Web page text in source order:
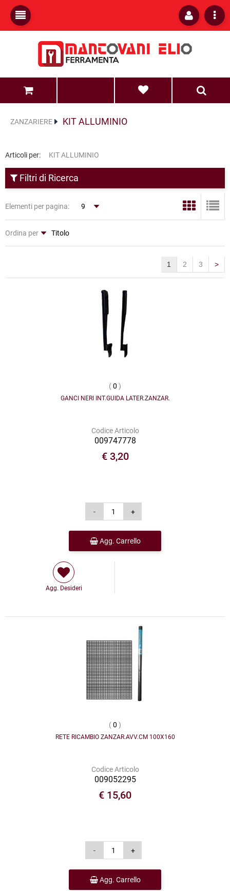
ZANZARIERE KIT ALLUMINIO
Articoli per: KIT ALLUMINIO
Filtri di Ricerca
Elementi per pagina:
Ordina per
1 2 3 >
(0 )
GANCI NERI INT.GUIDA LATER.ZANZAR.
Codice Articolo
009747778
€ 3,20
Agg. Carrello
Agg. Desideri
(0 )
RETE RICAMBIO ZANZAR.AVV.CM 100X160
Codice Articolo
009052295
€ 15,60
Agg. Carrello